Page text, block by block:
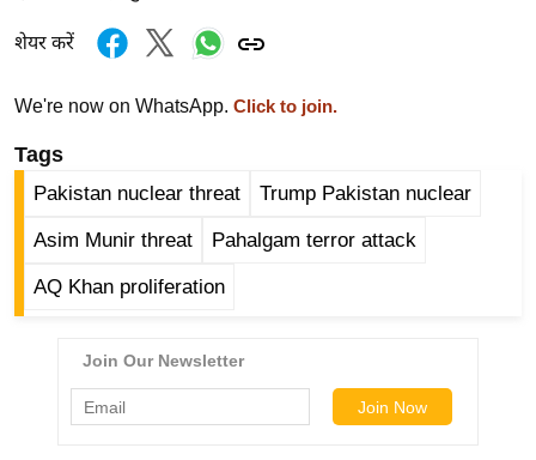
फ
ल
शे
वि
श्ले
ष
ट्रें
शेयर करें
We're now on WhatsApp. Click to join.
Tags
Pakistan nuclear threat Trump Pakistan nuclear
Asim Munir threat Pahalgam terror attack
AQ Khan proliferation